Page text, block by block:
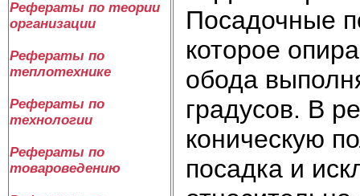
Рефераты по теории
организации
Рефераты по
теплотехнике
Рефераты по
технологии
Рефераты по
товароведению
Посадочные
которое
обода
градусов. В
коническую
посадка и